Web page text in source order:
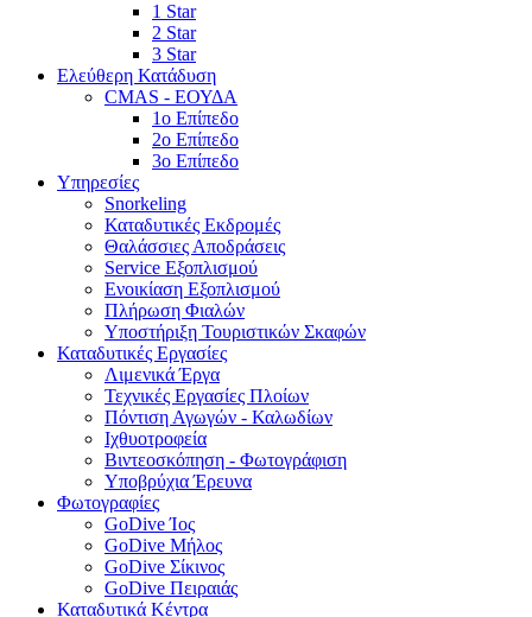
1 Star
2 Star
3 Star
Ελεύθερη Κατάδυση
CMAS - ΕΟΥΔΑ
1ο Επίπεδο
2ο Επίπεδο
3ο Επίπεδο
Υπηρεσίες
Snorkeling
Καταδυτικές Εκδρομές
Θαλάσσιες Αποδράσεις
Service Εξοπλισμού
Ενοικίαση Εξοπλισμού
Πλήρωση Φιαλών
Υποστήριξη Τουριστικών Σκαφών
Καταδυτικές Εργασίες
Λιμενικά Έργα
Τεχνικές Εργασίες Πλοίων
Πόντιση Αγωγών - Καλωδίων
Ιχθυοτροφεία
Βιντεοσκόπηση - Φωτογράφιση
Υποβρύχια Έρευνα
Φωτογραφίες
GoDive Ίος
GoDive Μήλος
GoDive Σίκινος
GoDive Πειραιάς
Καταδυτικά Κέντρα